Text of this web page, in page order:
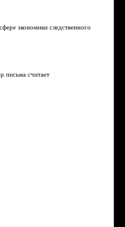
экономики следственного
письма считает